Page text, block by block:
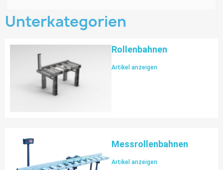
Unterkategorien
Rollenbahnen
Artikel anzeigen
Messrollenbahnen
Artikel anzeigen